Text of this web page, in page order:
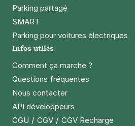
Parking partagé
SMART
Parking pour voitures électriques
Infos utiles
Comment ça marche ?
Questions fréquentes
Nous contacter
API développeurs
CGU / CGV / CGV Recharge